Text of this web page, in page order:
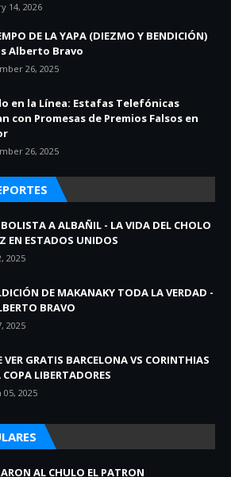
14, 2026
DE LA YAPA (DIEZMO Y BENDICIÓN)
Alberto Bravo
26, 2025
en la Línea: Estafas Telefónicas
con Promesas de Premios Falsos en
26, 2025
A ALBAÑIL - LA VIDA DEL CHOLO
EN ESTADOS UNIDOS
2025
DE MAKANAKY TODA LA VERDAD -
BRAVO
2025
VER GRATIS BARCELONA VS CORINTHIAS
COPA LIBERTADORES
05, 2025
AL CHULO EL PATRON